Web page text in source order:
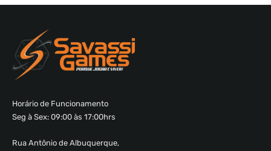
Horário de Funcionamento
Seg à Sex: 09:00 às 17:00hrs
Rua Antônio de Albuquerque,